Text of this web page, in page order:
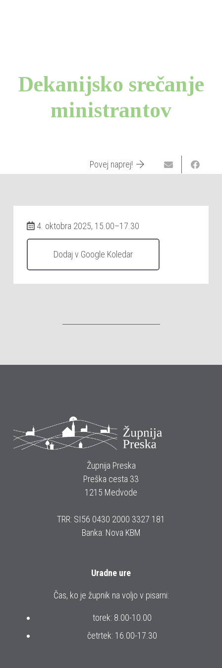
Dekanijsko srečanje
ministrantov
Povej naprej!
4. oktobra 2025, 15.00–17.30
Dodaj v Google Koledar
Župnija Preska
Preška cesta 33
1215 Medvode
TRR: SI56 0430 2000 3327 181
Banka: Nova KBM
Uradne ure
Čas, ko je župnik na voljo v pisarni:
torek: 8.00-10.00
četrtek: 16.00-17.30